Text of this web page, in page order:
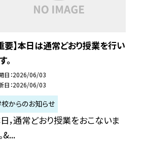
要】本日は通常どおり授業を行い
。
日 2026/06/03
日 2026/06/03
からのお知らせ
，通常どおり授業をおこないま
&...